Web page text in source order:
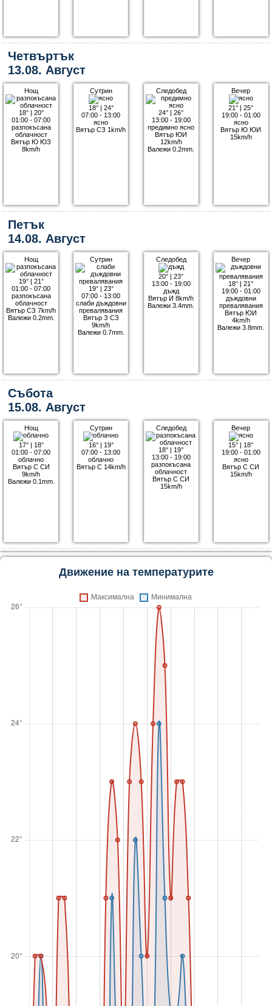
Четвъртък
13.08. Август
Нощ
18°| 20°
01:00 - 07:00
разпокъсана
облачност
Вятър Ю ЮЗ
8km/h
Сутрин
18°| 24°
07:00 - 13:00
ясно
Вятър СЗ 1km/h
Следобед
24° |26°
13:00 - 19:00
предимно ясно
Вятър ЮИ
12km/h
Валежи 0.2mm.
Вечер
21° |25°
19:00 - 01:00
ясно
Вятър Ю ЮИ
15km/h
Петък
14.08. Август
Нощ
19°| 21°
01:00 - 07:00
разпокъсана
облачност
Вятър СЗ 7km/h
Валежи 0.2mm.
Сутрин
19°| 23°
07:00 - 13:00
слаби дъждовни
превалявания
Вятър З СЗ
9km/h
Валежи 0.7mm.
Следобед
20° |23°
13:00 - 19:00
дъжд
Вятър И 8km/h
Валежи 3.4mm.
Вечер
18° |21°
19:00 - 01:00
дъждовни
превалявания
Вятър ЮИ
4km/h
Валежи 3.8mm.
Събота
15.08. Август
Нощ
17°| 18°
01:00 - 07:00
облачно
Вятър С СИ
9km/h
Валежи 0.1mm.
Сутрин
16°| 19°
07:00 - 13:00
облачно
Вятър С 14km/h
Следобед
18° | 19°
13:00 - 19:00
разпокъсана
облачност
Вятър С СИ
15km/h
Вечер
15° | 18°
19:00 - 01:00
ясно
Вятър С СИ
15km/h
Движение на температурите